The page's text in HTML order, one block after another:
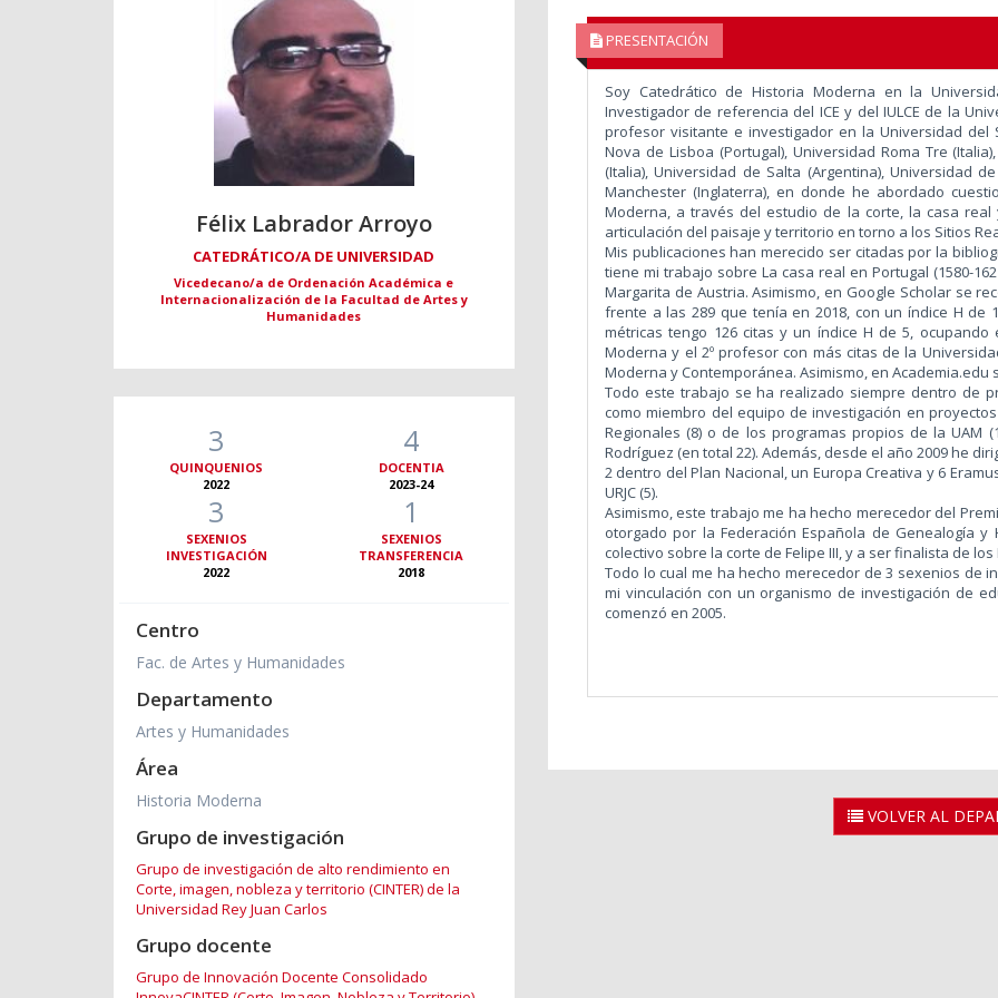
Félix Labrador Arroyo
CATEDRÁTICO/A DE UNIVERSIDAD
Vicedecano/a de Ordenación Académica e
Internacionalización de la Facultad de Artes y
Humanidades
3
QUINQUENIOS
2022
4
DOCENTIA
2023-24
3
SEXENIOS
INVESTIGACIÓN
2022
1
SEXENIOS
TRANSFERENCIA
2018
Centro
Fac. de Artes y Humanidades
Departamento
Artes y Humanidades
Área
Historia Moderna
Grupo de investigación
Grupo de investigación de alto rendimiento en
Corte, imagen, nobleza y territorio (CINTER) de la
Universidad Rey Juan Carlos
Grupo docente
Grupo de Innovación Docente Consolidado
PRESENTACIÓN
Soy Catedrático de Historia Moderna en la
Investigador de referencia del ICE y del IULCE de la
profesor visitante e investigador en la Universidad del
Nova de Lisboa (Portugal), Universidad Roma Tre
(Italia), Universidad de Salta (Argentina), Universidad
Manchester (Inglaterra), en donde he abordado
Moderna, a través del estudio de la corte, la casa
articulación del paisaje y territorio en torno a los Sitios
Mis publicaciones han merecido ser citadas por la
tiene mi trabajo sobre La casa real en Portugal (1580-
Margarita de Austria. Asimismo, en Google Scholar se
frente a las 289 que tenía en 2018, con un índice H de
métricas tengo 126 citas y un índice H de 5,
Moderna y el 2º profesor con más citas de la
Moderna y Contemporánea. Asimismo, en Academia.edu
Todo este trabajo se ha realizado siempre dentro de
como miembro del equipo de investigación en
Regionales (8) o de los programas propios de la UAM
Rodríguez (en total 22). Además, desde el año 2009 he
2 dentro del Plan Nacional, un Europa Creativa y 6
URJC (5).
Asimismo, este trabajo me ha hecho merecedor del
otorgado por la Federación Española de Genealogía y
colectivo sobre la corte de Felipe III, y a ser finalista de
Todo lo cual me ha hecho merecedor de 3 sexenios de
mi vinculación con un organismo de investigación de
comenzó en 2005.
VOLVER AL